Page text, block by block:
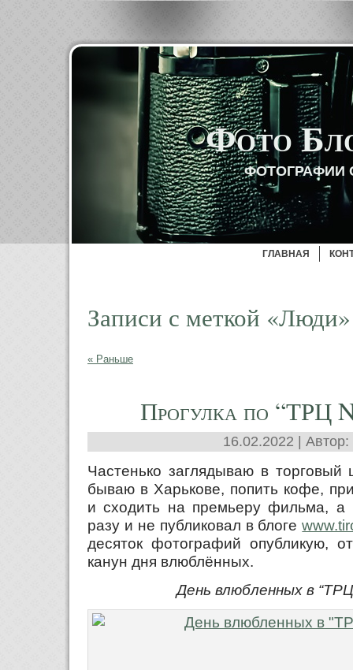
Фото
ФОТОГРАФИИ
ГЛАВНАЯ
Записи с меткой «Люди»
« Раньше
Прогулка по “ТРЦ
16.02.2022 | Автор:
Частенько заглядываю в торговый
бываю в Харькове, попить кофе,
и сходить на премьеру фильма, а
разу и не публиковал в блоге
десяток фотографий опубликую,
канун дня влюблённых.
День влюбленных в